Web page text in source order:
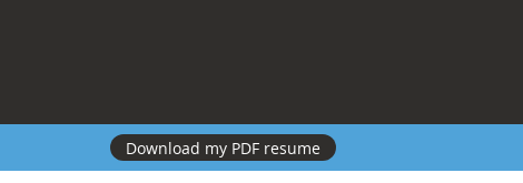
Download my PDF resume